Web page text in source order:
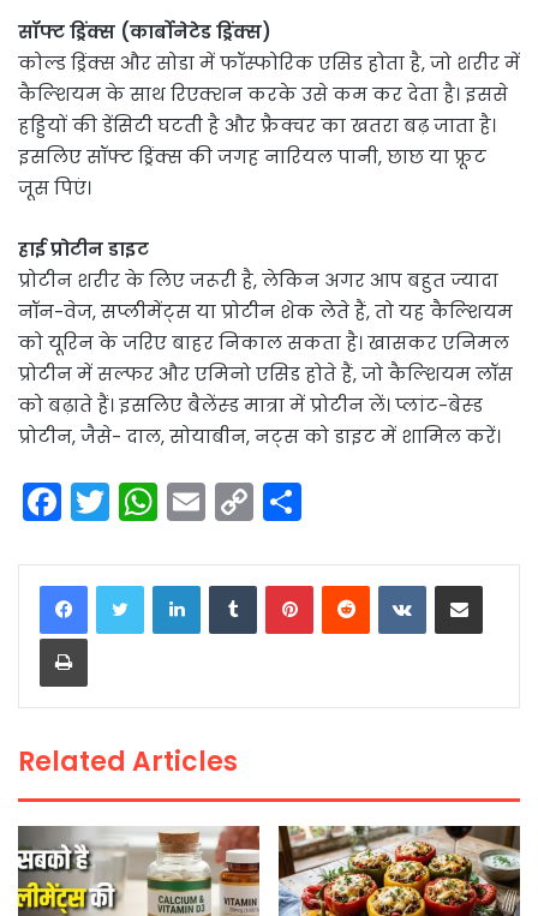
सॉफ्ट ड्रिंक्स (कार्बोनेटेड ड्रिंक्स)
कोल्ड ड्रिंक्स और सोडा में फॉस्फोरिक एसिड होता है, जो शरीर में
कैल्शियम के साथ रिएक्शन करके उसे कम कर देता है। इससे
हड्डियों की डेंसिटी घटती है और फ्रैक्चर का खतरा बढ़ जाता है।
इसलिए सॉफ्ट ड्रिंक्स की जगह नारियल पानी, छाछ या फ्रूट
जूस पिएं।
हाई प्रोटीन डाइट
प्रोटीन शरीर के लिए जरूरी है, लेकिन अगर आप बहुत ज्यादा
नॉन-वेज, सप्लीमेंट्स या प्रोटीन शेक लेते हैं, तो यह कैल्शियम
को यूरिन के जरिए बाहर निकाल सकता है। खासकर एनिमल
प्रोटीन में सल्फर और एमिनो एसिड होते हैं, जो कैल्शियम लॉस
को बढ़ाते हैं। इसलिए बैलेंस्ड मात्रा में प्रोटीन लें। प्लांट-बेस्ड
प्रोटीन, जैसे- दाल, सोयाबीन, नट्स को डाइट में शामिल करें।
F
a
c
e
b
o
k
T
w
itt
er
W
h
a
ts
p
E
m
ai
l
C
o
p
y
n
ar
e
LinkedInTumblrPinterestReddit VKontakteShare via Email
Print
Related Articles